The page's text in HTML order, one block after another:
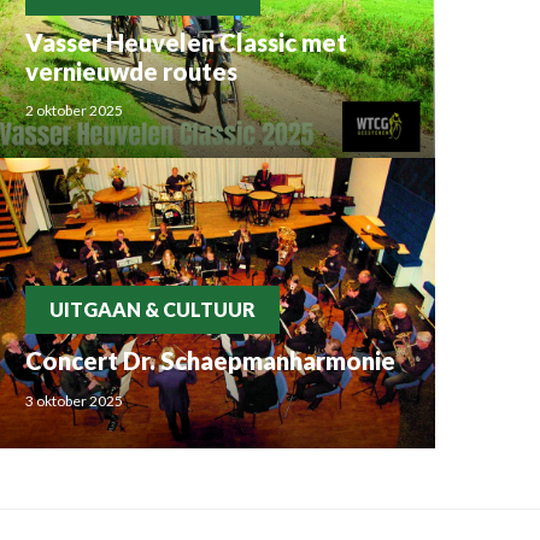
Vasser Heuvelen Classic met
vernieuwde routes
2 oktober 2025
UITGAAN & CULTUUR
Concert Dr. Schaepmanharmonie
3 oktober 2025